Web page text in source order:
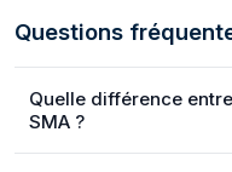
Questions
Quelle différence
SMA ?